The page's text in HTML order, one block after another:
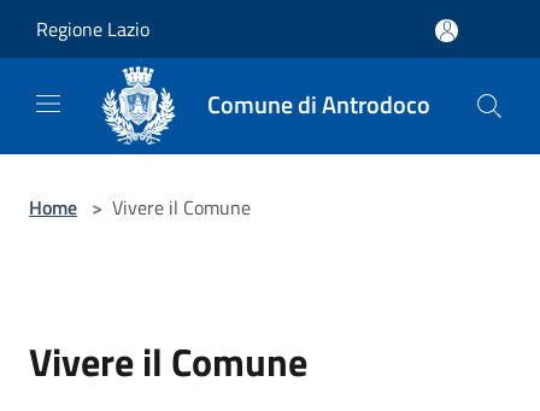
Regione Lazio
Comune di Antrodoco
Home > Vivere il Comune
Vivere il Comune